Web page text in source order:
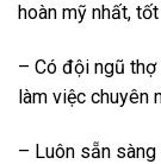
hoàn mỹ nhất,
– Có đội ngũ thợ
làm việc chuyên
– Luôn sẵn